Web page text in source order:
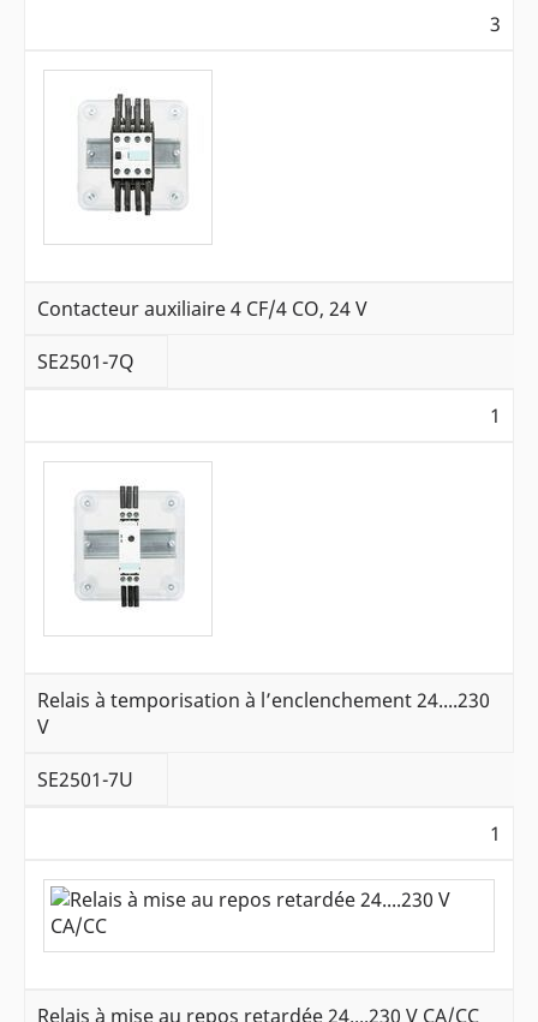
3
Contacteur auxiliaire 4 CF/4 CO, 24 V
SE2501-7Q
1
Relais à temporisation à l’enclenchement 24....230
V
SE2501-7U
1
Relais à mise au repos retardée 24....230 V CA/CC